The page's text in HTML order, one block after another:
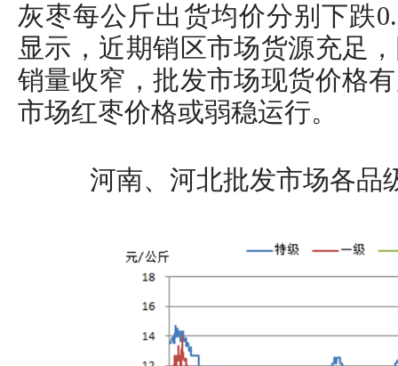
灰枣每公斤出货均价分别下跌
显示，近期销区市场货源充足
销量收窄，批发市场现货价格
市场红枣价格或弱稳运行。
河南、河北批发市场各品